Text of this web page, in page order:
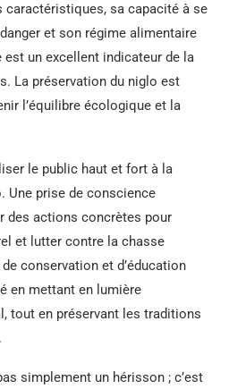
caractéristiques, sa capacité à se
et son régime alimentaire
un excellent indicateur de la
La préservation du niglo est
l’équilibre écologique et la
le public haut et fort à la
Une prise de conscience
des actions concrètes pour
et lutter contre la chasse
conservation et d’éducation
en mettant en lumière
tout en préservant les traditions
simplement un hérisson ; c’est